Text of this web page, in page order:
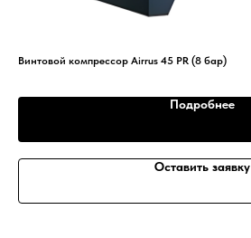
Винтовой компрессор Airrus 45 PR (8 бар)
Подробнее
Оставить заявку